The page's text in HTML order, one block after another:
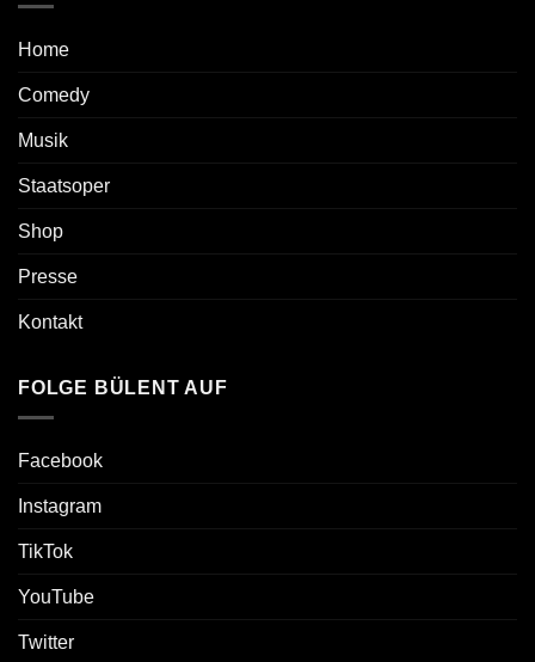
Home
Comedy
Musik
Staatsoper
Shop
Presse
Kontakt
FOLGE BÜLENT AUF
Facebook
Instagram
TikTok
YouTube
Twitter